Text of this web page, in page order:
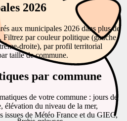
2026
aux municipales 2026 dans plus de
Filtrez par couleur politique (gauche,
droite), par profil territorial
taille de commune.
par commune
de votre commune : jours de
élévation du niveau de la mer,
issues de Météo France et du GIEC,